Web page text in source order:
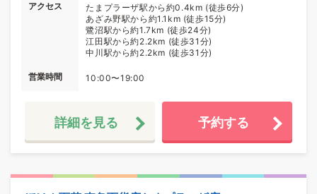
アクセス
たまプラーザ駅から約0.4km (徒歩6分)
あざみ野駅から約1.1km (徒歩15分)
鷺沼駅から約1.7km (徒歩24分)
江田駅から約2.2km (徒歩31分)
中川駅から約2.2km (徒歩31分)
営業時間 10:00〜19:00
詳細を見る 予約する